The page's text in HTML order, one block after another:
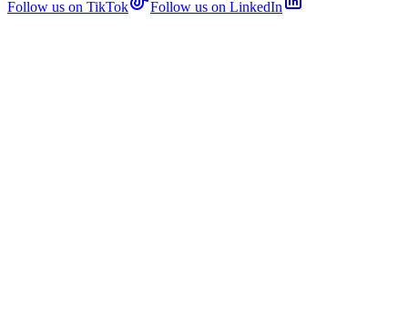
Follow us on TikTok Follow us on LinkedIn